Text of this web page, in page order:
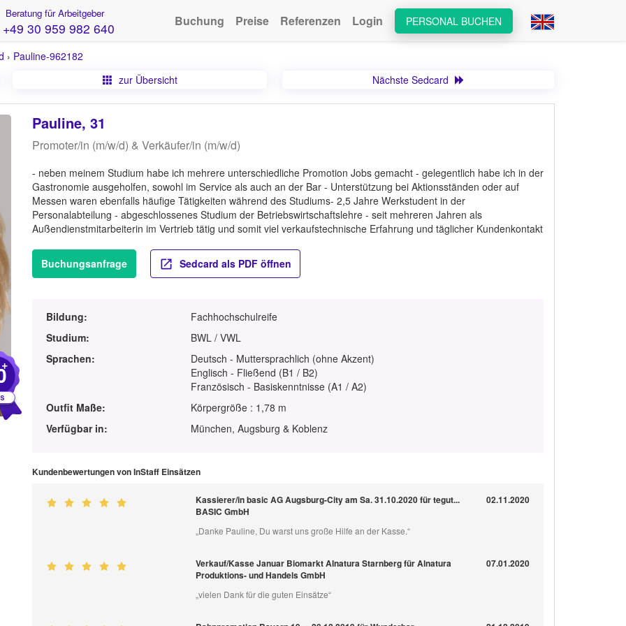
Beratung für Arbeitgeber
+49 30 959 982 640 PERSONAL BUCHEN
Buchung Preise Referenzen Login
› Pauline-962182
zur Übersicht Nächste Sedcard
+
Pauline, 31
Promoter/in (m/w/d) & Verkäufer/in (m/w/d)
- neben meinem Studium habe ich mehrere unterschiedliche Promotion Jobs gemacht - gelegentlich habe ich in der
Gastronomie ausgeholfen, sowohl im Service als auch an der Bar - Unterstützung bei Aktionsständen oder auf
Messen waren ebenfalls häufige Tätigkeiten während des Studiums- 2,5 Jahre Werkstudent in der
Personalabteilung - abgeschlossenes Studium der Betriebswirtschaftslehre - seit mehreren Jahren als
Außendienstmitarbeiterin im Vertrieb tätig und somit viel verkaufstechnische Erfahrung und täglicher Kundenkontakt
Buchungsanfrage Sedcard als PDF öffnen
Bildung:
Fachhochschulreife
Studium:
BWL / VWL
Sprachen:
Deutsch - Muttersprachlich (ohne Akzent)
Englisch - Fließend (B1 / B2)
Französisch - Basiskenntnisse (A1 / A2)
Outfit Maße:
Körpergröße : 1,78 m
Verfügbar in:
München, Augsburg & Koblenz
Kundenbewertungen von InStaff Einsätzen
Kassierer/in basic AG Augsburg-City am Sa. 31.10.2020 für tegut...
BASIC GmbH
02.11.2020
„Danke Pauline, Du warst uns große Hilfe an der Kasse.“
Verkauf/Kasse Januar Biomarkt Alnatura Starnberg für Alnatura
Produktions- und Handels GmbH
07.01.2020
„vielen Dank für die guten Einsätze“